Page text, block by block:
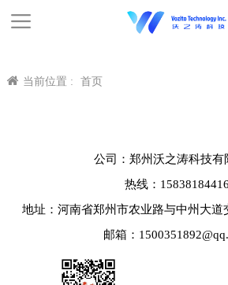
当前位置 : 首页
公司：郑州沃之涛科技有
热线：15838184416
地址：河南省郑州市农业路与中州大道
邮箱：